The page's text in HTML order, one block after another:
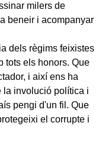
milers de
beneir i acompanyar
dels règims feixistes
tots els honors. Que
i així ens ha
la involució política i
pengi d'un fil. Que
el corrupte i